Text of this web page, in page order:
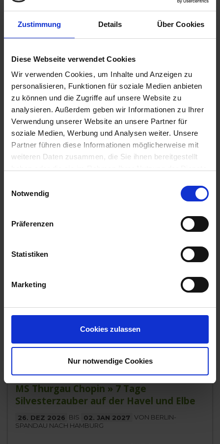
Zustimmung Details Über Cookies
Diese Webseite verwendet Cookies
Wir verwenden Cookies, um Inhalte und Anzeigen zu
personalisieren, Funktionen für soziale Medien anbieten
zu können und die Zugriffe auf unsere Website zu
analysieren. Außerdem geben wir Informationen zu Ihrer
Verwendung unserer Website an unsere Partner für
soziale Medien, Werbung und Analysen weiter. Unsere
Partner führen diese Informationen möglicherweise mit
weiteren Daten zusammen, die Sie ihnen bereitgestellt
Notwendig
Präferenzen
Statistiken
Marketing
Cookies zulassen
Nur notwendige Cookies
Zum Angebot
MS Thurgau Chopin » 7 Tage
Weihnachtsfahrt auf der Elbe
19. DEZ 2026 BIS 26. DEZ 2026 VON HAMBURG NACH
DRESDEN
Die MS Thurgau Chopin ist ein charmantes Boutique-
Flusskreuzfahrtschiff im stilvollen Belle-Époque-Design,
Deutschland
AUSSENKABINE 1.480,-
Zum Angebot
MS Thurgau Chopin » 7 Tage
Silvesterzauber auf der Havel und Elbe
26. DEZ 2026 BIS 02. JAN 2027 VON BERLIN-
SPANDAU NACH HAMBURG